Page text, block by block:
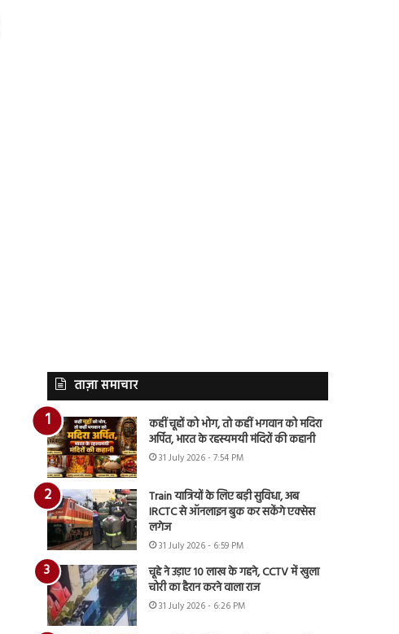
ताज़ा समाचार
कहीं चूहों को भोग, तो कहीं भगवान को मदिरा
अर्पित, भारत के रहस्यमयी मंदिरों की कहानी
31 July 2026 - 7:54 PM
Train यात्रियों के लिए बड़ी सुविधा, अब
IRCTC से ऑनलाइन बुक कर सकेंगे एक्सेस
लगेज
31 July 2026 - 6:59 PM
चूहे ने उड़ाए 10 लाख के गहने, CCTV में खुला
चोरी का हैरान करने वाला राज
31 July 2026 - 6:26 PM